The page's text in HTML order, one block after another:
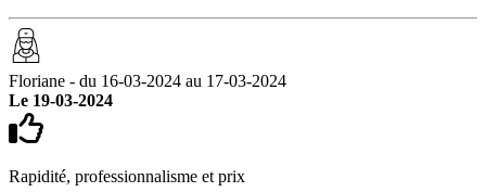
Floriane - du 16-03-2024 au 17-03-2024
Le 19-03-2024
Rapidité, professionnalisme et prix